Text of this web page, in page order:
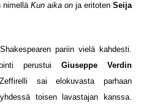
nimellä Kun aika on ja eritoten Seija
pariin vielä kahdesti.
perustui Giuseppe Verdin
sai elokuvasta parhaan
toisen lavastajan kanssa.